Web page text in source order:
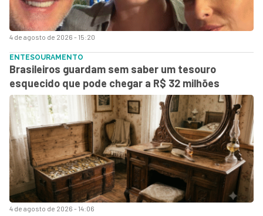
4 de agosto de 2026 - 15:20
4 de agosto de 2026 - 14:06
ENTESOURAMENTO
Brasileiros guardam sem saber um tesouro
esquecido que pode chegar a R$ 32 milhões